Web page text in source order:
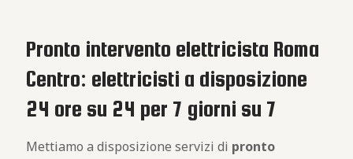
Pronto intervento elettricista Roma
Centro: elettricisti a disposizione
24 ore su 24 per 7 giorni su 7
Mettiamo a disposizione servizi di pronto